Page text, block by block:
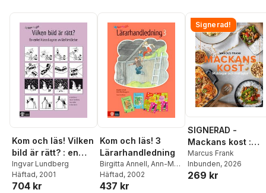
Kom och läs! Vilken
bild är rätt? : en
enkel klassdiagnos
av läsförståelse
Ingvar Lundberg
Häftad, 2001
704 kr
Kom och läs! 3
Lärarhandledning
Birgitta Annell, Ann-Mari
Berggren,Ingvar
Lundberg
Häftad, 2002
437 kr
Signerad!
SIGNERAD -
Mackans kost :
Middagar och
matlådor
Marcus Frank
Inbunden, 2026
269 kr